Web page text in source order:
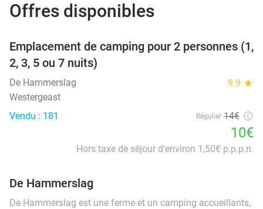
Offres disponibles
Emplacement de camping pour 2 personnes (1,
2, 3, 5 ou 7 nuits)
De Hammerslag 9.9 star
Westergeast
Vendu : 181
Régulier 14€
10€
Hors taxe de séjour d'environ 1,50€ p.p.p.n.
De Hammerslag
De Hammerslag est une ferme et un camping accueillants,